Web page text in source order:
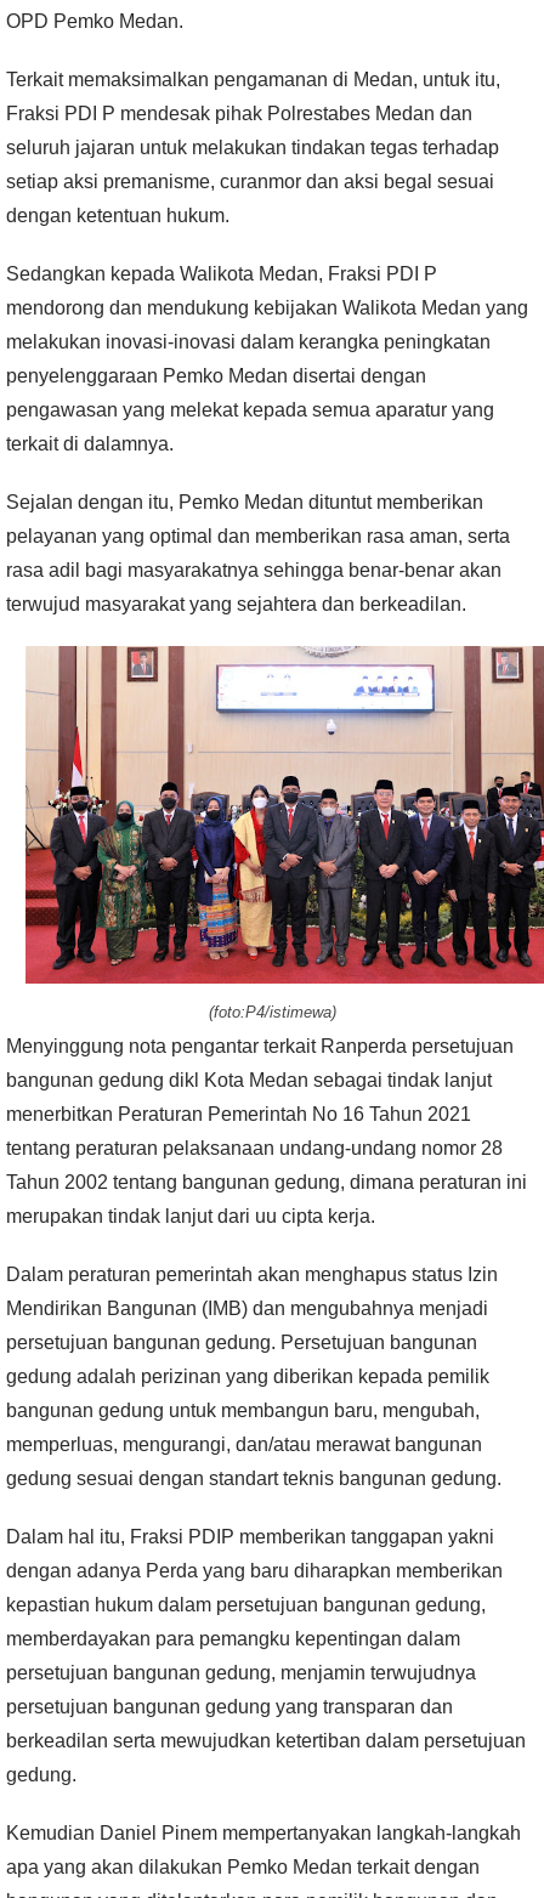
OPD Pemko Medan.
Terkait memaksimalkan pengamanan di Medan, untuk itu,
Fraksi PDI P mendesak pihak Polrestabes Medan dan
seluruh jajaran untuk melakukan tindakan tegas terhadap
setiap aksi premanisme, curanmor dan aksi begal sesuai
dengan ketentuan hukum.
Sedangkan kepada Walikota Medan, Fraksi PDI P
mendorong dan mendukung kebijakan Walikota Medan yang
melakukan inovasi-inovasi dalam kerangka peningkatan
penyelenggaraan Pemko Medan disertai dengan
pengawasan yang melekat kepada semua aparatur yang
terkait di dalamnya.
Sejalan dengan itu, Pemko Medan dituntut memberikan
pelayanan yang optimal dan memberikan rasa aman, serta
rasa adil bagi masyarakatnya sehingga benar-benar akan
terwujud masyarakat yang sejahtera dan berkeadilan.
(foto:P4/istimewa)
Menyinggung nota pengantar terkait Ranperda persetujuan
bangunan gedung dikl Kota Medan sebagai tindak lanjut
menerbitkan Peraturan Pemerintah No 16 Tahun 2021
tentang peraturan pelaksanaan undang-undang nomor 28
Tahun 2002 tentang bangunan gedung, dimana peraturan ini
merupakan tindak lanjut dari uu cipta kerja.
Dalam peraturan pemerintah akan menghapus status Izin
Mendirikan Bangunan (IMB) dan mengubahnya menjadi
persetujuan bangunan gedung. Persetujuan bangunan
gedung adalah perizinan yang diberikan kepada pemilik
bangunan gedung untuk membangun baru, mengubah,
memperluas, mengurangi, dan/atau merawat bangunan
gedung sesuai dengan standart teknis bangunan gedung.
Dalam hal itu, Fraksi PDIP memberikan tanggapan yakni
dengan adanya Perda yang baru diharapkan memberikan
kepastian hukum dalam persetujuan bangunan gedung,
memberdayakan para pemangku kepentingan dalam
persetujuan bangunan gedung, menjamin terwujudnya
persetujuan bangunan gedung yang transparan dan
berkeadilan serta mewujudkan ketertiban dalam persetujuan
gedung.
Kemudian Daniel Pinem mempertanyakan langkah-langkah
apa yang akan dilakukan Pemko Medan terkait dengan